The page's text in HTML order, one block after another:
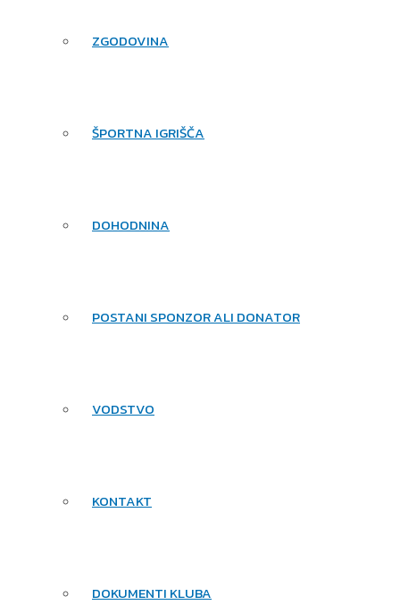
ZGODOVINA
ŠPORTNA IGRIŠČA
DOHODNINA
POSTANI SPONZOR ALI DONATOR
VODSTVO
KONTAKT
DOKUMENTI KLUBA